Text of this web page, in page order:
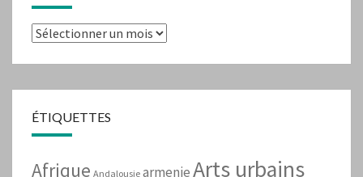
Archives
ÉTIQUETTES
Afrique Andalousie armenieArts urbains